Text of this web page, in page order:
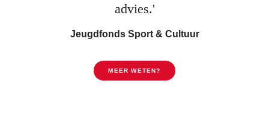
advies.'
Jeugdfonds Sport & Cultuur
MEER WETEN?